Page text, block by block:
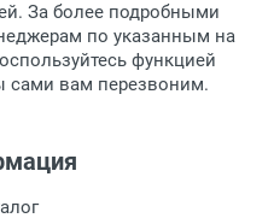
забрать в течение 3
поступления на
за хранение
За более подробными
по указанным на
функцией
сами вам перезвоним.